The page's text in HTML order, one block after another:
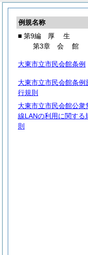
例規名称
■ 第9編 厚 生
第3章 会館
大東市立市民会館条例
大東市立市民会館条例
行規則
大東市立市民会館公衆
線LANの利用に関する
則